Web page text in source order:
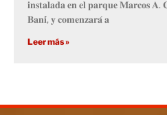
𝐢𝐧𝐬𝐭𝐚𝐥𝐚𝐝𝐚 𝐞𝐧 𝐞𝐥 𝐩𝐚𝐫𝐪𝐮𝐞 𝐌𝐚𝐫𝐜𝐨𝐬 𝐀.
𝐁𝐚𝐧𝐢́, 𝐲 𝐜𝐨𝐦𝐞𝐧𝐳𝐚𝐫𝐚́ 𝐚
Leer más »